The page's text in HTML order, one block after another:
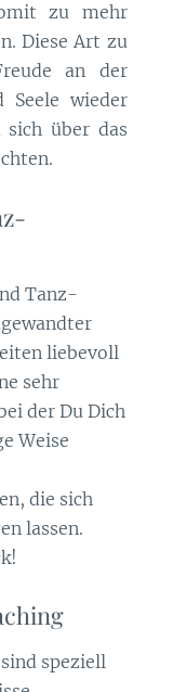
zu mehr
Diese Art zu
an der
Seele wieder
über das
Tanz-
liebevoll
sehr
der Du Dich
Weise
die sich
lassen.
speziell